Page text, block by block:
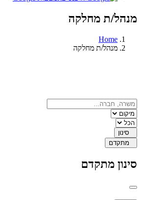
מנהל/ת מחלקה
Home
מנהל/ת מחלקה
סינון
מתקדם
סינון מתקדם